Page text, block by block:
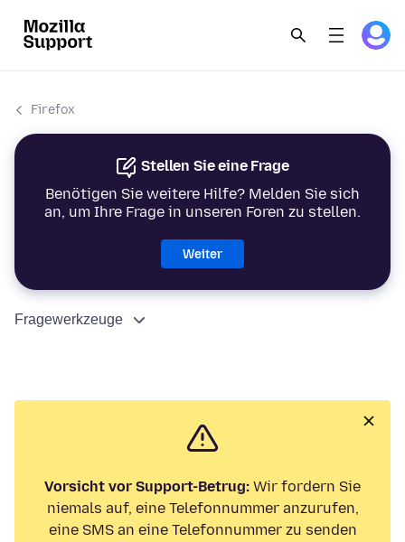
Firefox
Stellen Sie eine Frage
Benötigen Sie weitere Hilfe? Melden Sie sich
an, um Ihre Frage in unseren Foren zu stellen.
Weiter
Fragewerkzeuge
Vorsicht vor Support-Betrug: Wir fordern Sie
niemals auf, eine Telefonnummer anzurufen,
eine SMS an eine Telefonnummer zu senden